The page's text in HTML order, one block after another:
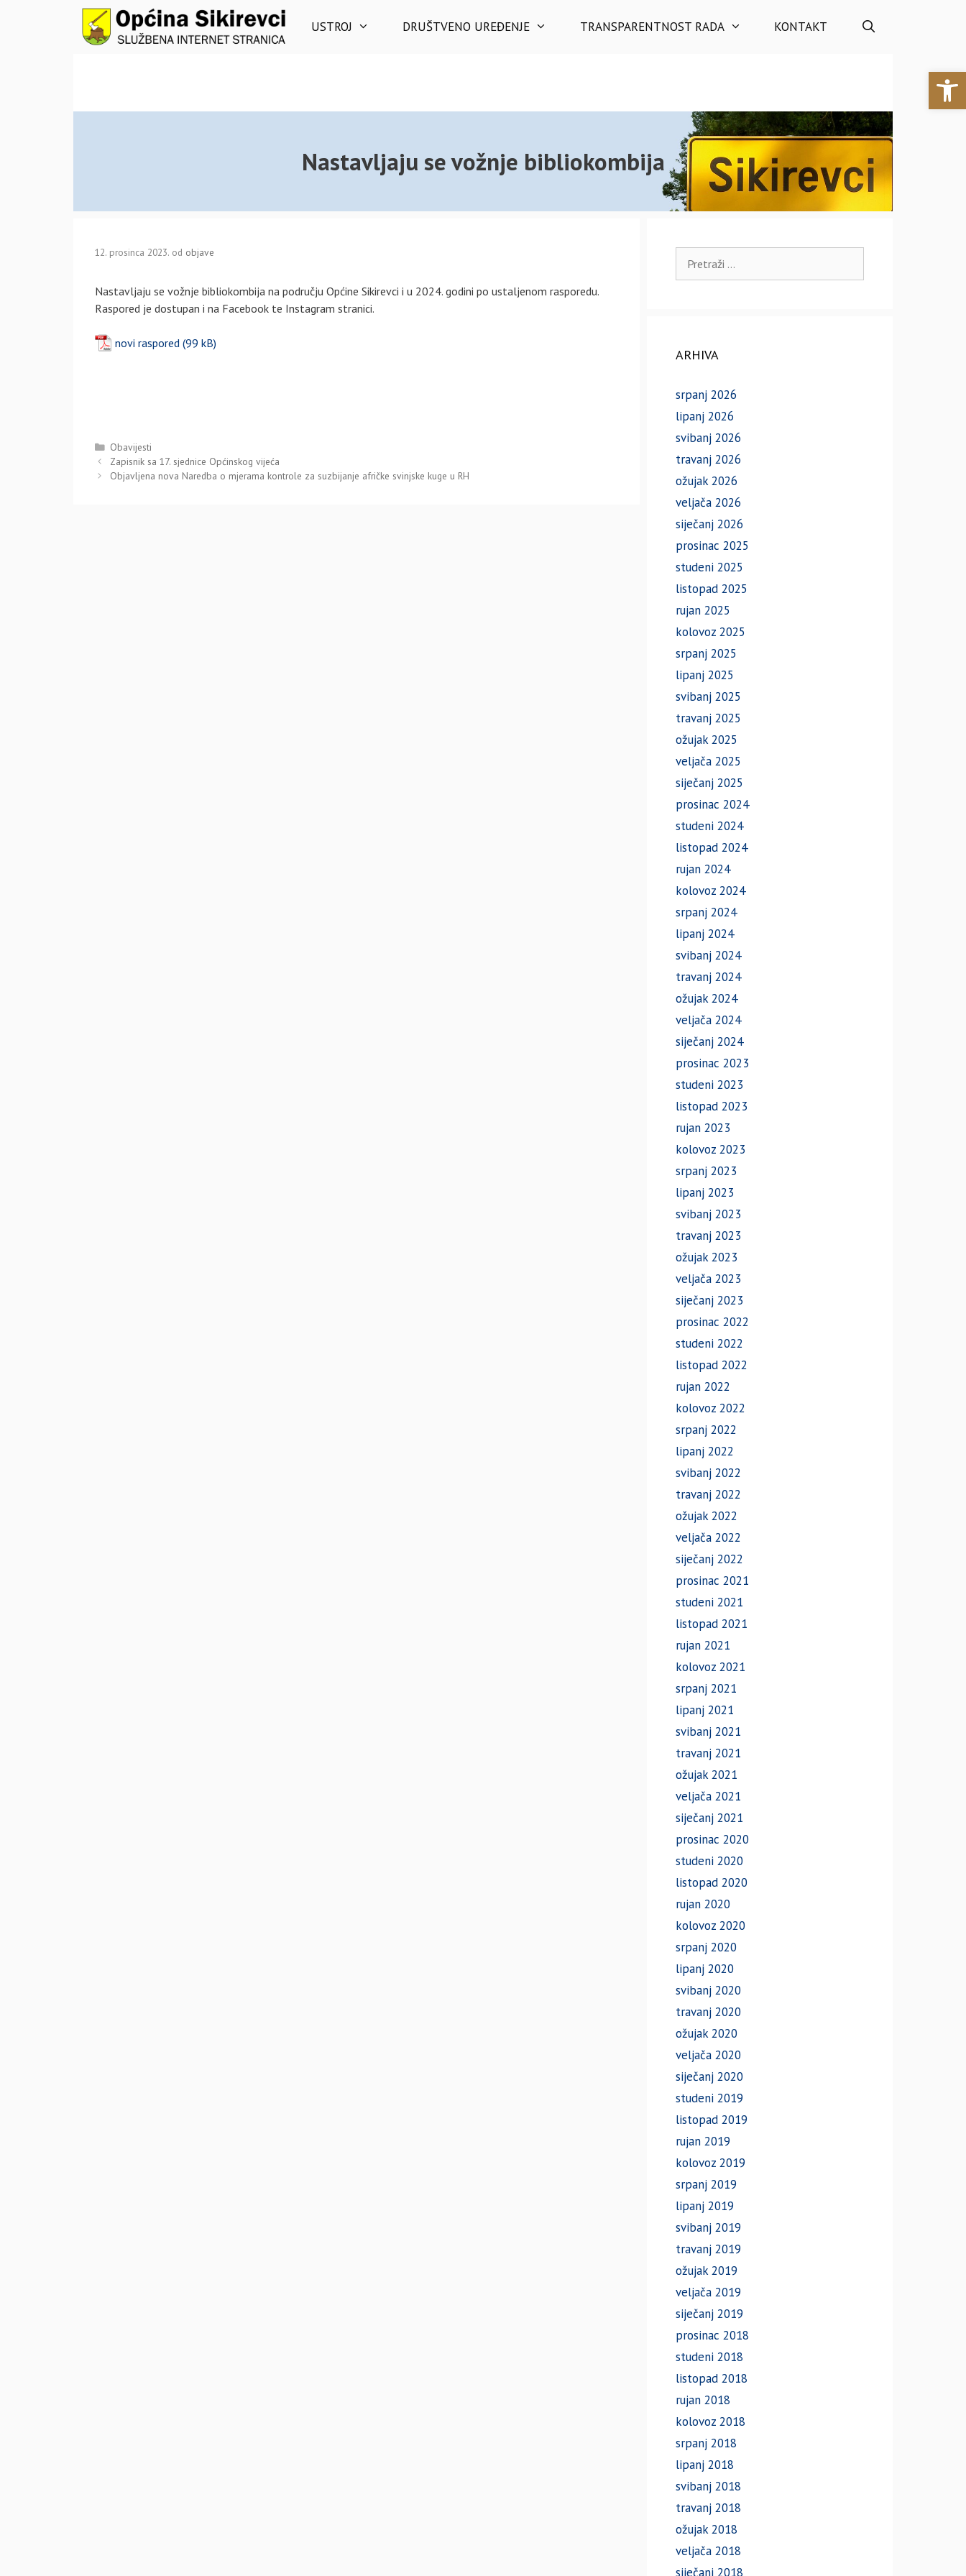
USTROJ DRUŠTVENO UREĐENJE TRANSPARENTNOST RADA KONTAKT
Nastavljaju se vožnje bibliokombija
12. prosinca 2023. od objave
Nastavljaju se vožnje bibliokombija na području Općine Sikirevci i u 2024. godini po ustaljenom rasporedu.
Raspored je dostupan i na Facebook te Instagram stranici.
novi raspored
Kategorije
Obavijesti
Zapisnik sa 17. sjednice Općinskog vijeća
Objavljena nova Naredba o mjerama kontrole za suzbijanje afričke svinjske kuge u RH
ARHIVA
srpanj 2026
lipanj 2026
svibanj 2026
travanj 2026
ožujak 2026
veljača 2026
siječanj 2026
prosinac 2025
studeni 2025
listopad 2025
rujan 2025
kolovoz 2025
srpanj 2025
lipanj 2025
svibanj 2025
travanj 2025
ožujak 2025
veljača 2025
siječanj 2025
prosinac 2024
studeni 2024
listopad 2024
rujan 2024
kolovoz 2024
srpanj 2024
lipanj 2024
svibanj 2024
travanj 2024
ožujak 2024
veljača 2024
siječanj 2024
prosinac 2023
studeni 2023
listopad 2023
rujan 2023
kolovoz 2023
srpanj 2023
lipanj 2023
svibanj 2023
travanj 2023
ožujak 2023
veljača 2023
siječanj 2023
prosinac 2022
studeni 2022
listopad 2022
rujan 2022
kolovoz 2022
srpanj 2022
lipanj 2022
svibanj 2022
travanj 2022
ožujak 2022
veljača 2022
siječanj 2022
prosinac 2021
studeni 2021
listopad 2021
rujan 2021
kolovoz 2021
srpanj 2021
lipanj 2021
svibanj 2021
travanj 2021
ožujak 2021
veljača 2021
siječanj 2021
prosinac 2020
studeni 2020
listopad 2020
rujan 2020
kolovoz 2020
srpanj 2020
lipanj 2020
svibanj 2020
travanj 2020
ožujak 2020
veljača 2020
siječanj 2020
studeni 2019
listopad 2019
rujan 2019
kolovoz 2019
srpanj 2019
lipanj 2019
svibanj 2019
travanj 2019
ožujak 2019
veljača 2019
siječanj 2019
prosinac 2018
studeni 2018
listopad 2018
rujan 2018
kolovoz 2018
srpanj 2018
lipanj 2018
svibanj 2018
travanj 2018
ožujak 2018
veljača 2018
siječanj 2018